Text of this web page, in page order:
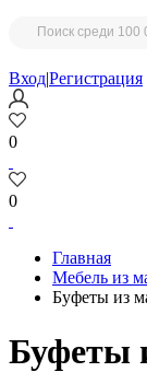
Вход|Регистрация
0
0
Главная
Мебель из
Буфеты из
Буфеты